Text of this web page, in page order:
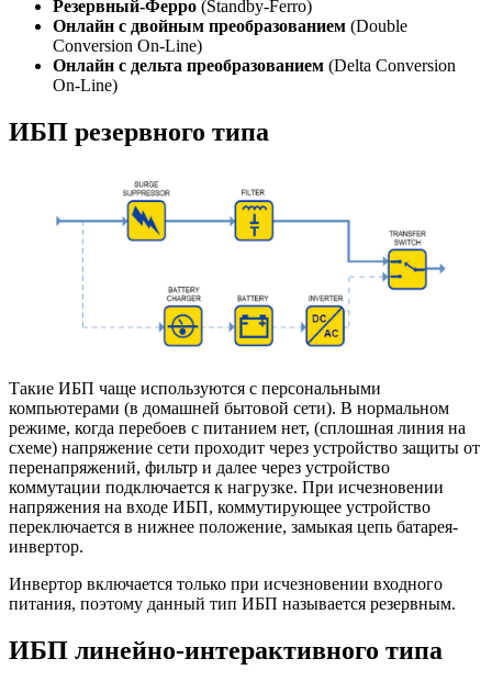
Резервный-Ферро (Standby-Ferro)
Онлайн с двойным преобразованием (Double
Conversion On-Line)
Онлайн с дельта преобразованием (Delta Conversion
On-Line)
ИБП резервного типа
Такие ИБП чаще используются с персональными
компьютерами (в домашней бытовой сети). В нормальном
режиме, когда перебоев с питанием нет, (сплошная линия на
схеме) напряжение сети проходит через устройство защиты от
перенапряжений, фильтр и далее через устройство
коммутации подключается к нагрузке. При исчезновении
напряжения на входе ИБП, коммутирующее устройство
переключается в нижнее положение, замыкая цепь батарея-
инвертор.
Инвертор включается только при исчезновении входного
питания, поэтому данный тип ИБП называется резервным.
ИБП линейно-интерактивного типа